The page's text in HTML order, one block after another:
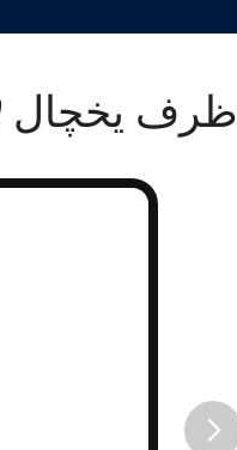
ظرف یخچال 20 فوت برای تعمیرات ماشین آلات